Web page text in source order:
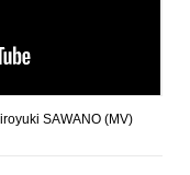
SAWANO (MV)